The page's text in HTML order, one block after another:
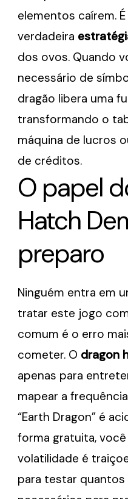
elementos caírem.
verdadeira
dos ovos. Quando
necessário de
dragão libera uma
transformando o
máquina de lucros
de créditos.
O papel
Hatch
preparo
Ninguém entra em
tratar este jogo
comum é o erro
cometer. O dragon
apenas para
mapear a
“Earth Dragon” é
forma gratuita,
volatilidade é
para testar quantos